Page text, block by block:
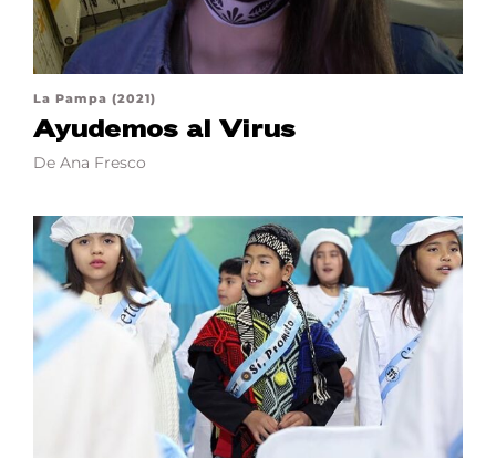
La Pampa (2021)
Ayudemos al Virus
De Ana Fresco